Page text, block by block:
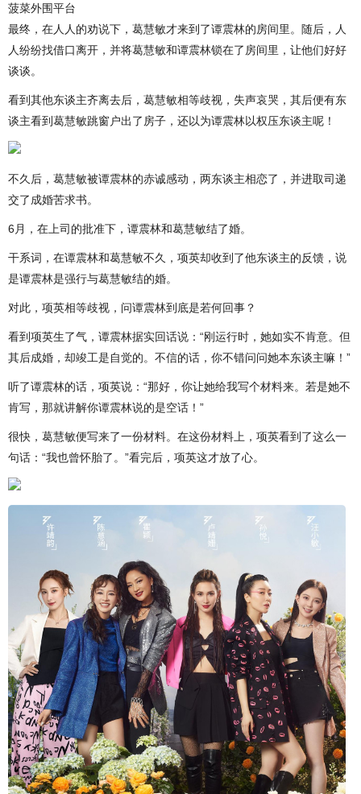
菠菜外围平台
最终，在人人的劝说下，葛慧敏才来到了谭震林的房间里。随后，人
人纷纷找借口离开，并将葛慧敏和谭震林锁在了房间里，让他们好好
谈谈。
看到其他东谈主齐离去后，葛慧敏相等歧视，失声哀哭，其后便有东
谈主看到葛慧敏跳窗户出了房子，还以为谭震林以权压东谈主呢！
不久后，葛慧敏被谭震林的赤诚感动，两东谈主相恋了，并进取司递
交了成婚苦求书。
6月，在上司的批准下，谭震林和葛慧敏结了婚。
干系词，在谭震林和葛慧敏不久，项英却收到了他东谈主的反馈，说
是谭震林是强行与葛慧敏结的婚。
对此，项英相等歧视，问谭震林到底是若何回事？
看到项英生了气，谭震林据实回话说：“刚运行时，她如实不肯意。但
其后成婚，却竣工是自觉的。不信的话，你不错问问她本东谈主嘛！”
听了谭震林的话，项英说：“那好，你让她给我写个材料来。若是她不
肯写，那就讲解你谭震林说的是空话！”
很快，葛慧敏便写来了一份材料。在这份材料上，项英看到了这么一
句话：“我也曾怀胎了。”看完后，项英这才放了心。